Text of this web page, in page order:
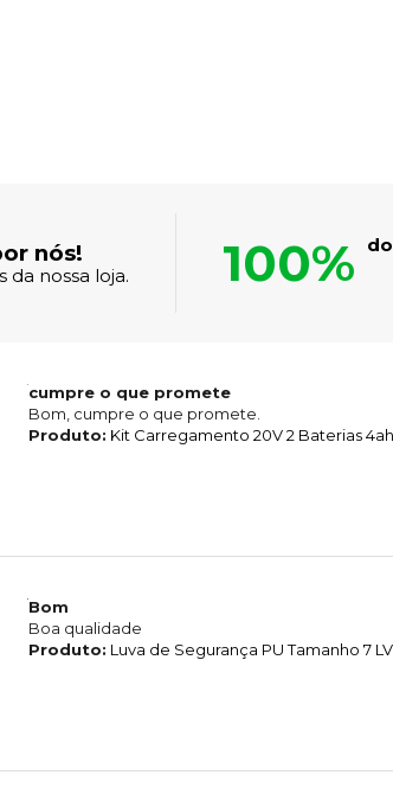
nós!
da nossa loja. 100%
cumpre o que promete
Bom, cumpre o que promete.
Produto: Kit Carregamento 20V 2 Baterias
Bom
Boa qualidade
Produto: Luva de Segurança PU Tamanho 7 LV